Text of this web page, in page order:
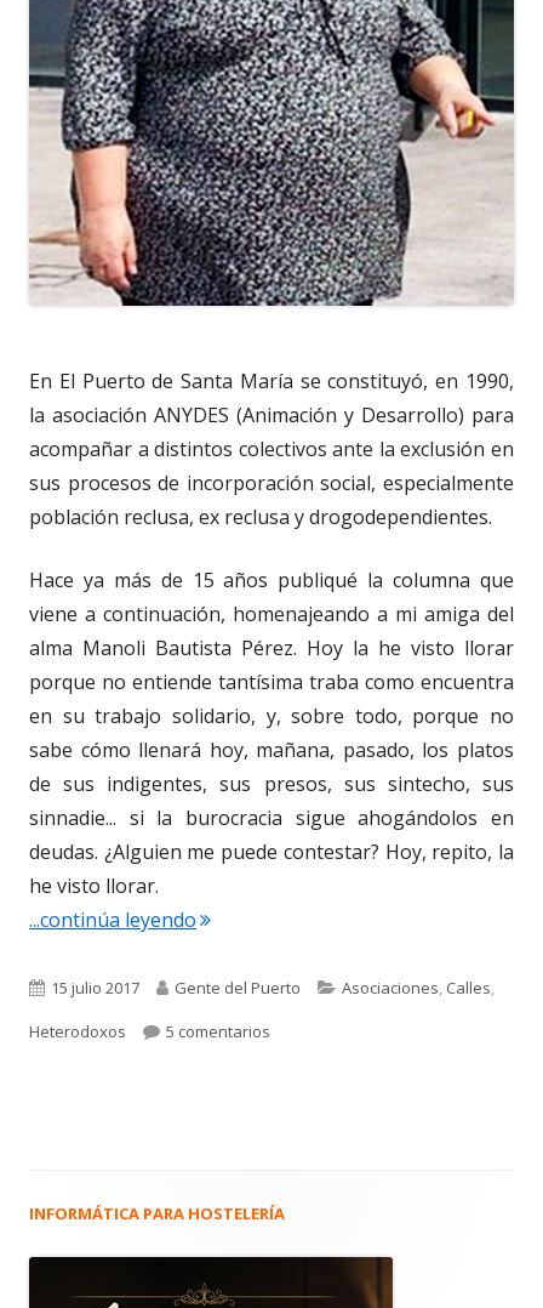
En El Puerto de Santa María se constituyó, en 1990,
la asociación ANYDES (Animación y Desarrollo) para
acompañar a distintos colectivos ante la exclusión en
sus procesos de incorporación social, especialmente
población reclusa, ex reclusa y drogodependientes.
Hace ya más de 15 años publiqué la columna que
viene a continuación, homenajeando a mi amiga del
alma Manoli Bautista Pérez. Hoy la he visto llorar
porque no entiende tantísima traba como encuentra
en su trabajo solidario, y, sobre todo, porque no
sabe cómo llenará hoy, mañana, pasado, los platos
de sus indigentes, sus presos, sus sintecho, sus
sinnadie... si la burocracia sigue ahogándolos en
deudas. ¿Alguien me puede contestar? Hoy, repito, la
he visto llorar.
...continúa leyendo"3.213. Manoli Bautista Pérez.
Publicado
el
15 julio 2017 Autor
Gente del Puerto Categorías
Asociaciones, Calles,
Heterodoxos
5 comentarios
Barra
INFORMÁTICA PARA HOSTELERÍA